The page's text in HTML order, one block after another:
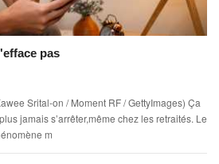
pas
Srital-on / Moment RF / GettyImages) Ça
jamais s’arrêter,même chez les retraités. Le
m